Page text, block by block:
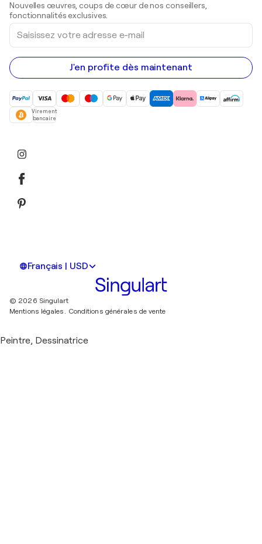
Peintures acryliques
Nouvelles œuvres, coups de cœur de nos conseillers,
fonctionnalités exclusives.
Saisissez
votre
adresse
e-
mail
J'en profite dès maintenant
Virement
bancaire
Français | USD
© 2026 Singulart
Mentions légales. Conditions générales de vente
Peintre, Dessinatrice